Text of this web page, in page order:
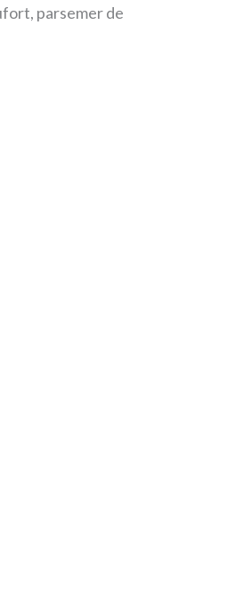
parsemer de